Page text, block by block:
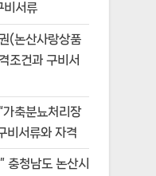
비서류
(논산사랑상품
조건과 구비서
축분뇨처리장
비서류와 자격
충청남도 논산시